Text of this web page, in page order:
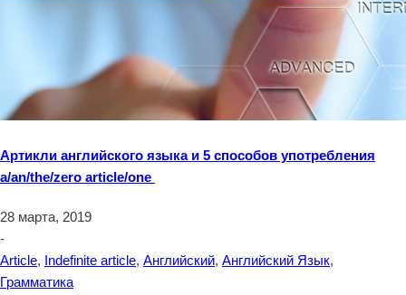
Артикли английского языка и 5 способов употребления
a/an/the/zero article/one
28 марта, 2019
-
Article, Indefinite article, Английский, Английский Язык,
Грамматика